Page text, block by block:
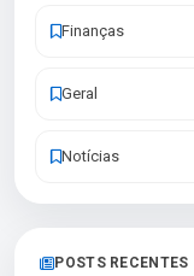
Finanças
Geral
Notícias
POSTS RECENTES